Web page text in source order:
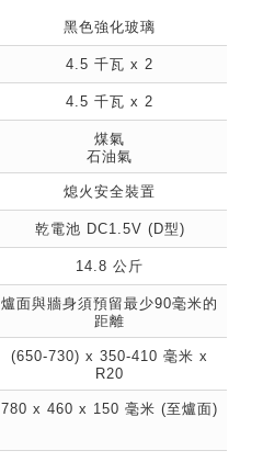
黑色強化玻璃
4.5 千瓦 x 2
4.5 千瓦 x 2
煤氣
石油氣
熄火安全裝置
乾電池 DC1.5V (D型)
14.8 公斤
爐面與牆身須預留最少90毫米的
距離
(650-730) x 350-410 毫米 x
R20
780 x 460 x 150 毫米 (至爐面)